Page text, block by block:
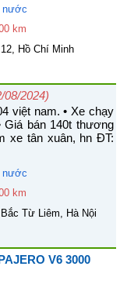
nước
km
Hồ Chí Minh
08/2024)
việt nam. • Xe chạy
bán 140t thương
xe tân xuân, hn ĐT:
nước
km
Từ Liêm, Hà Nội
V6 3000